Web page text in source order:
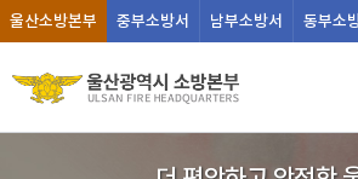
울산소방본부 중부소방서 남부소방서 동부소